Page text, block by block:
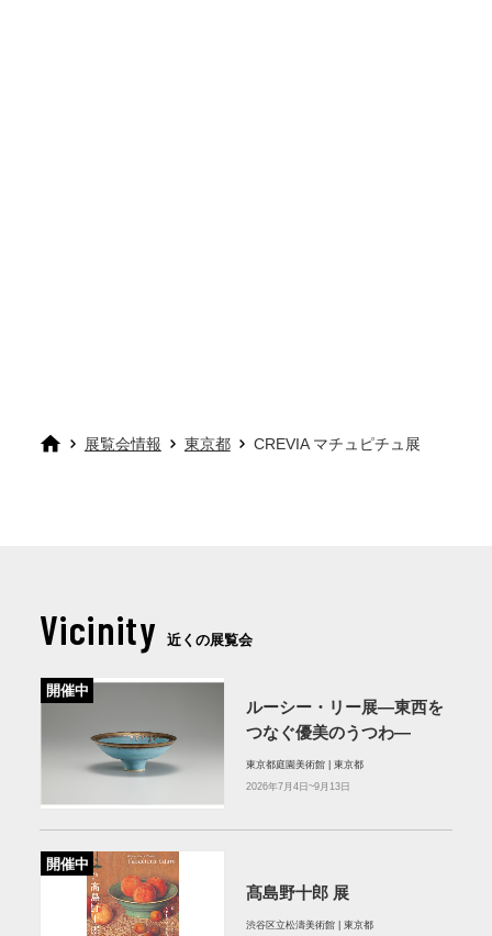
展覧会情報 東京都 CREVIA マチュピチュ展
Vicinity 近くの展覧会
開催中
ルーシー・リー展―東西を
つなぐ優美のうつわ―
東京都庭園美術館 | 東京都
2026年7月4日~9月13日
開催中
髙島野十郎 展
渋谷区立松濤美術館 | 東京都